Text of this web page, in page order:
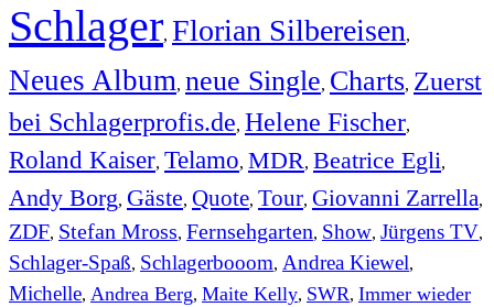
Schlager, Florian Silbereisen,
Neues Album, neue Single, Charts, Zuerst
bei Schlagerprofis.de, Helene Fischer,
Roland Kaiser, Telamo, MDR, Beatrice Egli,
Andy Borg, Gäste, Quote, Tour, Giovanni Zarrella,
ZDF, Stefan Mross, Fernsehgarten, Show, Jürgens TV,
Schlager-Spaß, Schlagerbooom, Andrea Kiewel,
Michelle, Andrea Berg, Maite Kelly, SWR, Immer wieder